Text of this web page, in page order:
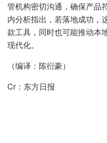
管机构密切沟通，确保产品
内分析指出，若落地成功，
款工具，同时也可能推动本
现代化。
（编译：陈衍豪）
Cr：东方日报